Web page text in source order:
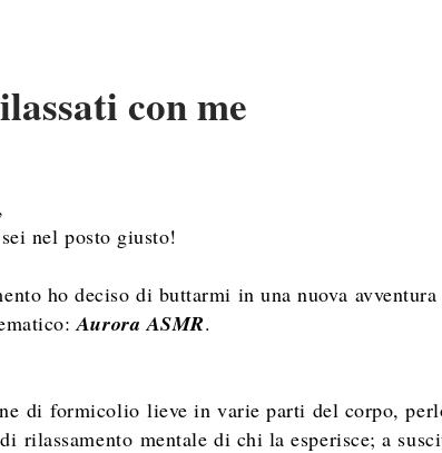
con me
sei nel posto giusto!
ho deciso di buttarmi in una nuova avventura
Aurora ASMR.
diformicolio lieve in varie parti del corpo,
rilassamento mentale di chi la esperisce; a